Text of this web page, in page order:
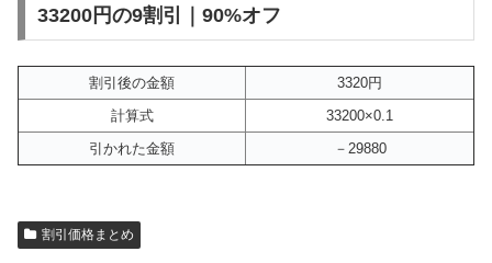
33200円の9割引｜90%オフ
割引後の金額
3320円
計算式
33200×0.1
引かれた金額
－29880
割引価格まとめ